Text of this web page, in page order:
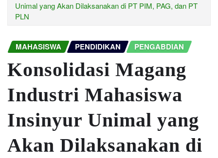
Unimal yang Akan Dilaksanakan di PT PIM, PAG, dan PT
PLN
MAHASISWA PENDIDIKAN PENGABDIAN
Konsolidasi Magang
Industri Mahasiswa
Insinyur Unimal yang
Akan Dilaksanakan di